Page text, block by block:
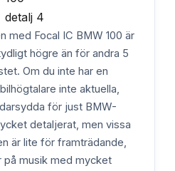
med Focal IC BMW 100 är
högre än för andra 5
Om du inte har en
inte aktuella,
för just BMW-
detaljerat, men vissa
är lite för framträdande,
på musik med mycket